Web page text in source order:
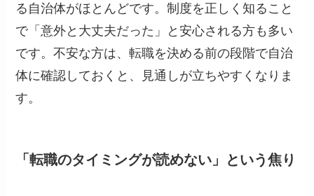
る自治体がほとんどです。制度を正しく知ること
で「意外と大丈夫だった」と安心される方も多い
です。不安な方は、転職を決める前の段階で自治
体に確認しておくと、見通しが立ちやすくなりま
す。
「転職のタイミングが読めない」という焦り